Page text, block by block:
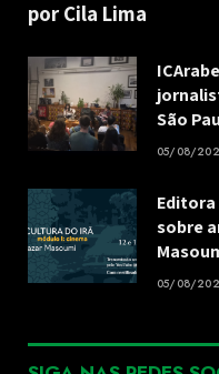
por Cila Lima
São
05/08/
sobre
05/08/